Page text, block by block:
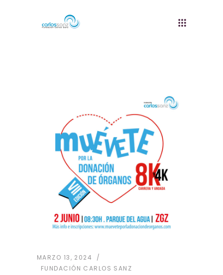
MARZO 13, 2024
FUNDACIÓN CARLOS SANZ